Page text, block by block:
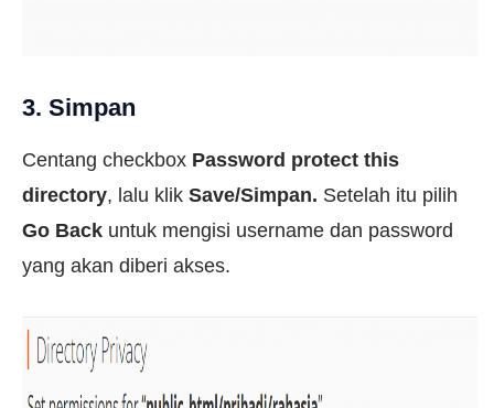
3. Simpan
Centang checkbox Password protect this
directory, lalu klik Save/Simpan. Setelah itu pilih
Go Back untuk mengisi username dan password
yang akan diberi akses.